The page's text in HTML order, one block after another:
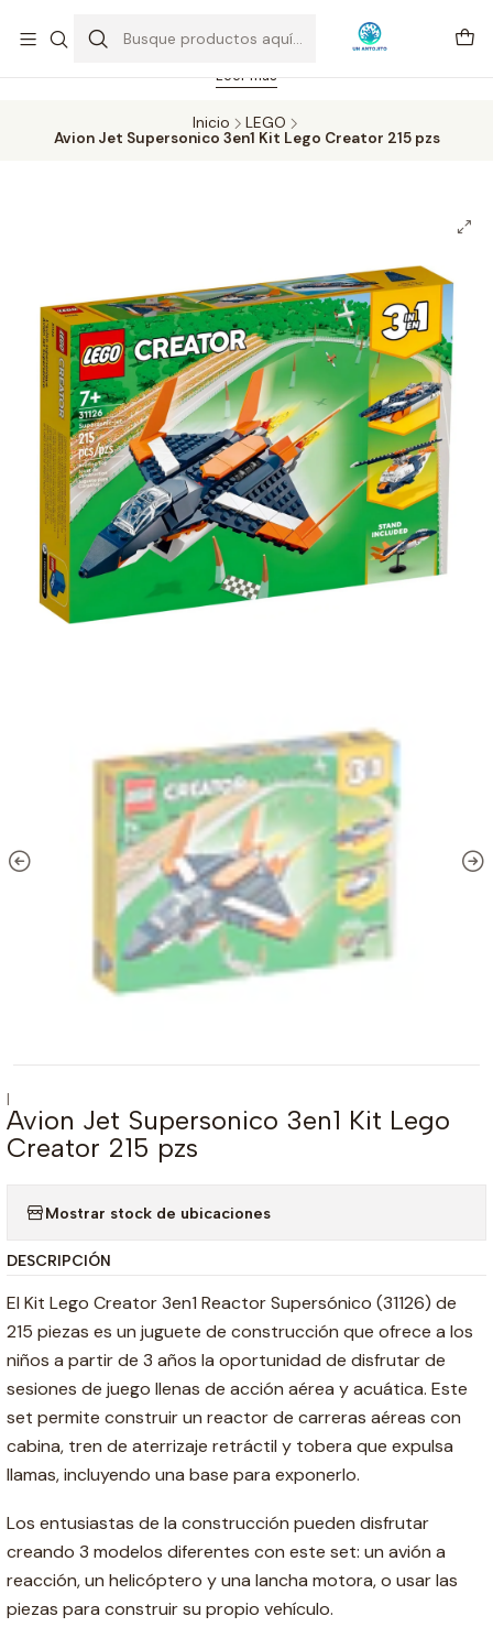
Feriado 21-05-2026 atención hasta las 14 hrs. Envío GRATIS mismo
día solo área Metropolitana Santiago por compras desde CLP 39.900.
Pedidos hasta 16 hrs., sábados y domingos hasta 14 hrs.
Leer más
Inicio
LEGO
Avion Jet Supersonico 3en1 Kit Lego Creator 215 pzs
|
Avion Jet Supersonico 3en1 Kit Lego
Creator 215 pzs
Mostrar stock de ubicaciones
DESCRIPCIÓN
El Kit Lego Creator 3en1 Reactor Supersónico (31126) de
215 piezas es un juguete de construcción que ofrece a los
niños a partir de 3 años la oportunidad de disfrutar de
sesiones de juego llenas de acción aérea y acuática. Este
set permite construir un reactor de carreras aéreas con
cabina, tren de aterrizaje retráctil y tobera que expulsa
llamas, incluyendo una base para exponerlo.
Los entusiastas de la construcción pueden disfrutar
creando 3 modelos diferentes con este set: un avión a
reacción, un helicóptero y una lancha motora, o usar las
piezas para construir su propio vehículo.